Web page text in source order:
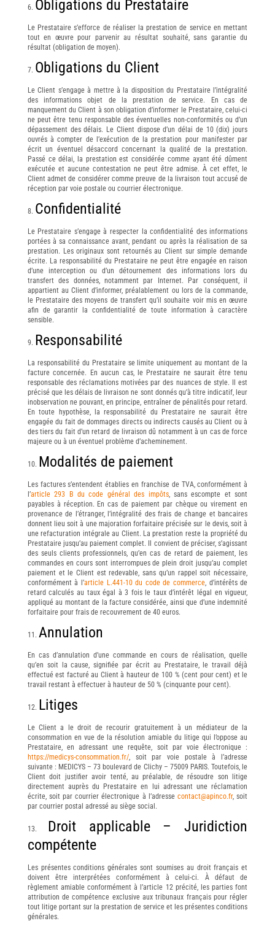
Obligations du Prestataire
Le Prestataire s’efforce de réaliser la prestation de service en mettant
tout en œuvre pour parvenir au résultat souhaité, sans garantie du
résultat (obligation de moyen).
Obligations du Client
Le Client s’engage à mettre à la disposition du Prestataire l’intégralité
des informations objet de la prestation de service. En cas de
manquement du Client à son obligation d’informer le Prestataire, celui-ci
ne peut être tenu responsable des éventuelles non-conformités ou d’un
dépassement des délais. Le Client dispose d’un délai de 10 (dix) jours
ouvrés à compter de l’exécution de la prestation pour manifester par
écrit un éventuel désaccord concernant la qualité de la prestation.
Passé ce délai, la prestation est considérée comme ayant été dûment
exécutée et aucune contestation ne peut être admise. À cet effet, le
Client admet de considérer comme preuve de la livraison tout accusé de
réception par voie postale ou courrier électronique.
Confidentialité
Le Prestataire s’engage à respecter la confidentialité des informations
portées à sa connaissance avant, pendant ou après la réalisation de sa
prestation. Les originaux sont retournés au Client sur simple demande
écrite. La responsabilité du Prestataire ne peut être engagée en raison
d’une interception ou d’un détournement des informations lors du
transfert des données, notamment par Internet. Par conséquent, il
appartient au Client d’informer, préalablement ou lors de la commande,
le Prestataire des moyens de transfert qu’il souhaite voir mis en œuvre
afin de garantir la confidentialité de toute information à caractère
sensible.
Responsabilité
La responsabilité du Prestataire se limite uniquement au montant de la
facture concernée. En aucun cas, le Prestataire ne saurait être tenu
responsable des réclamations motivées par des nuances de style. Il est
précisé que les délais de livraison ne sont donnés qu’à titre indicatif, leur
inobservation ne pouvant, en principe, entraîner de pénalités pour retard.
En toute hypothèse, la responsabilité du Prestataire ne saurait être
engagée du fait de dommages directs ou indirects causés au Client ou à
des tiers du fait d’un retard de livraison dû notamment à un cas de force
majeure ou à un éventuel problème d’acheminement.
Modalités de paiement
Les factures s’entendent établies en franchise de TVA, conformément à
l’article 293 B du code général des impôts, sans escompte et sont
payables à réception. En cas de paiement par chèque ou virement en
provenance de l’étranger, l’intégralité des frais de change et bancaires
donnent lieu soit à une majoration forfaitaire précisée sur le devis, soit à
une refacturation intégrale au Client. La prestation reste la propriété du
Prestataire jusqu’au paiement complet. Il convient de préciser, s’agissant
des seuls clients professionnels, qu’en cas de retard de paiement, les
commandes en cours sont interrompues de plein droit jusqu’au complet
paiement et le Client est redevable, sans qu’un rappel soit nécessaire,
conformément à l’article L.441-10 du code de commerce, d’intérêts de
retard calculés au taux égal à 3 fois le taux d’intérêt légal en vigueur,
appliqué au montant de la facture considérée, ainsi que d’une indemnité
forfaitaire pour frais de recouvrement de 40 euros.
Annulation
En cas d’annulation d’une commande en cours de réalisation, quelle
qu’en soit la cause, signifiée par écrit au Prestataire, le travail déjà
effectué est facturé au Client à hauteur de 100 % (cent pour cent) et le
travail restant à effectuer à hauteur de 50 % (cinquante pour cent).
Litiges
Le Client a le droit de recourir gratuitement à un médiateur de la
consommation en vue de la résolution amiable du litige qui l’oppose au
Prestataire, en adressant une requête, soit par voie électronique :
https://medicys-consommation.fr/, soit par voie postale à l’adresse
suivante : MEDICYS – 73 boulevard de Clichy – 75009 PARIS. Toutefois, le
Client doit justifier avoir tenté, au préalable, de résoudre son litige
directement auprès du Prestataire en lui adressant une réclamation
écrite, soit par courrier électronique à l’adressecontact@apinco.fr, soit
par courrier postal adressé au siège social.
Droit applicable – Juridiction
compétente
Les présentes conditions générales sont soumises au droit français et
doivent être interprétées conformément à celui-ci. À défaut de
règlement amiable conformément à l’article 12 précité, les parties font
attribution de compétence exclusive aux tribunaux français pour régler
tout litige portant sur la prestation de service et les présentes conditions
générales.